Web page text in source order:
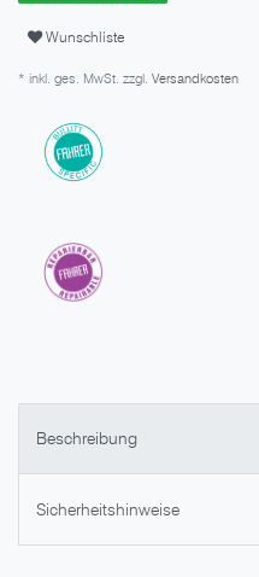
Wunschliste
* inkl. ges. MwSt. zzgl. Versandkosten
Beschreibung
Sicherheitshinweise